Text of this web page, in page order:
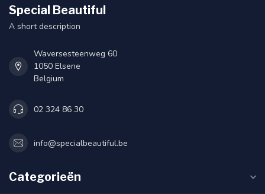
Special Beautiful
A short description
Waversesteenweg 60
1050 Elsene
Belgium
02 324 86 30
info@specialbeautiful.be
Categorieën